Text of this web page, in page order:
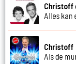
Christoff
Alles kan
Christoff
Als de